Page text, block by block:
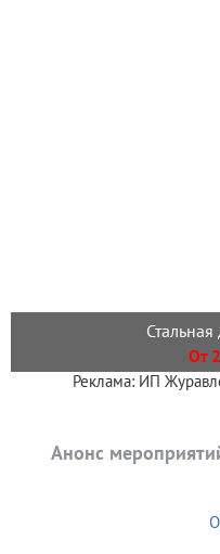
От
Реклама: ИП
Анонс